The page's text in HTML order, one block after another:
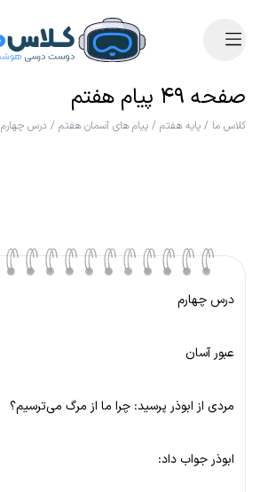
صفحه ۴۹ پیام هفتم
کلاس ما / پایه هفتم / پیام های آسمان هفتم / درس چهارم
درس چهارم
عبور آسان
مردی از ابوذر پرسید: چرا ما از مرگ می‌ترسیم؟
ابوذر جواب داد: